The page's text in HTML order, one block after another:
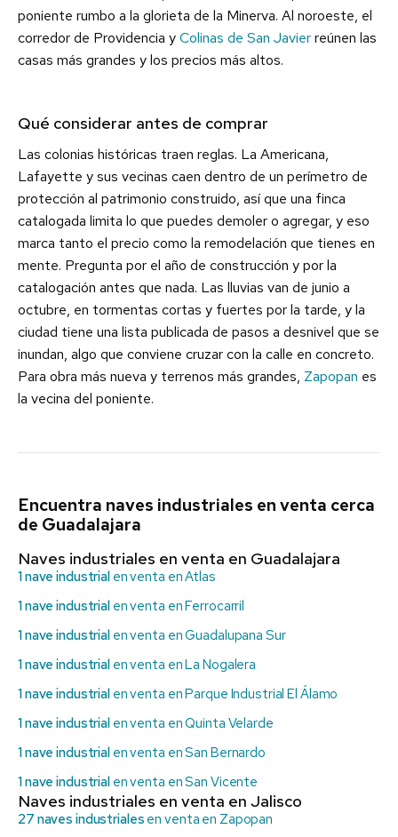
poniente rumbo a la glorieta de la Minerva. Al noroeste, el
corredor de Providencia yColinas de San Javierreúnen las
casas más grandes y los precios más altos.
Qué considerar antes de comprar
Las colonias históricas traen reglas. La Americana,
Lafayette y sus vecinas caen dentro de un perímetro de
protección al patrimonio construido, así que una finca
catalogada limita lo que puedes demoler o agregar, y eso
marca tanto el precio como la remodelación que tienes en
mente. Pregunta por el año de construcción y por la
catalogación antes que nada. Las lluvias van de junio a
octubre, en tormentas cortas y fuertes por la tarde, y la
ciudad tiene una lista publicada de pasos a desnivel que se
inundan, algo que conviene cruzar con la calle en concreto.
Para obra más nueva y terrenos más grandes, Zapopan es
la vecina del poniente.
Encuentra naves industriales en venta cerca
de Guadalajara
Naves industriales en venta en Guadalajara
1 nave industrialen venta en Atlas
1 nave industrialen venta en Ferrocarril
1 nave industrialen venta en Guadalupana Sur
1 nave industrialen venta en La Nogalera
1 nave industrialen venta en Parque Industrial El Álamo
1 nave industrialen venta en Quinta Velarde
1 nave industrialen venta en San Bernardo
1 nave industrialen venta en San Vicente
Naves industriales en venta en Jalisco
27 naves industriales en venta en Zapopan